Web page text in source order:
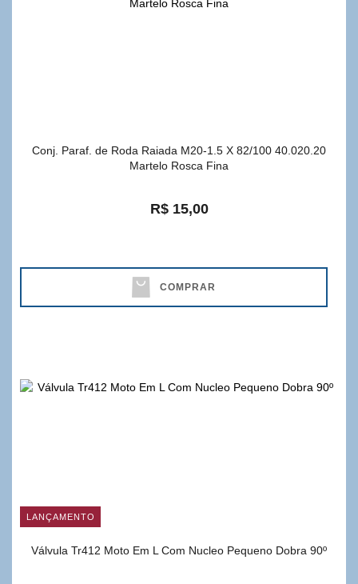
Conj. Paraf. de Roda Raiada M20-1.5 X 82/100 40.020.20
Martelo Rosca Fina
R$ 15,00
COMPRAR
LANÇAMENTO
Válvula Tr412 Moto Em L Com Nucleo Pequeno Dobra 90º